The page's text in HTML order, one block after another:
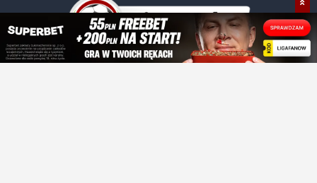
+48 609 021 030